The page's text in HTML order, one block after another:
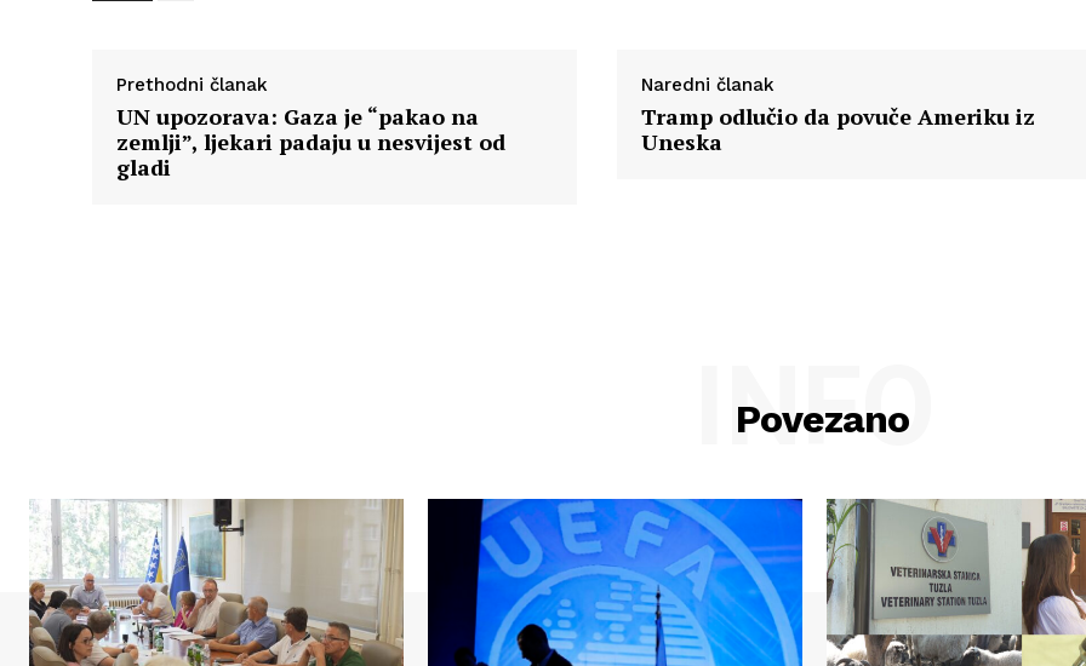
Prethodni članak
UN upozorava: Gaza je “pakao na
zemlji”, ljekari padaju u nesvijest od
gladi
Naredni članak
Tramp odlučio da povuče Ameriku iz
Uneska
Povezano
INFO